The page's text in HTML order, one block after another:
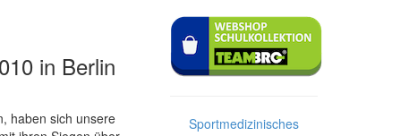
in Berlin
haben sich unsere
Sportmedizinisches